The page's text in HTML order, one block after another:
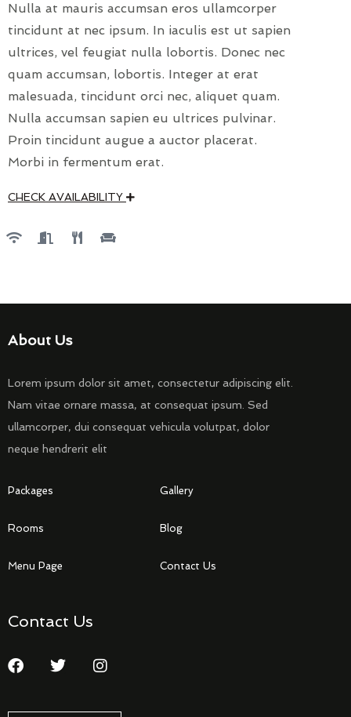
Nulla at mauris accumsan eros ullamcorper
tincidunt at nec ipsum. In iaculis est ut sapien
ultrices, vel feugiat nulla lobortis. Donec nec
quam accumsan, lobortis. Integer at erat
malesuada, tincidunt orci nec, aliquet quam.
Nulla accumsan sapien eu ultrices pulvinar.
Proin tincidunt augue a auctor placerat.
Morbi in fermentum erat.
CHECK AVAILABILITY
About Us
Lorem ipsum dolor sit amet, consectetur adipiscing elit.
Nam vitae ornare massa, at consequat ipsum. Sed
ullamcorper, dui consequat vehicula volutpat, dolor
neque hendrerit elit
Packages
Rooms
Menu Page
Gallery
Blog
Contact Us
Contact Us